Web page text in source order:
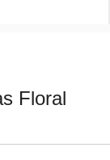
Floral